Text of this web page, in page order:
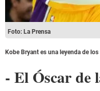
Foto: La Prensa
Kobe Bryant es una leyenda de
- El Óscar de